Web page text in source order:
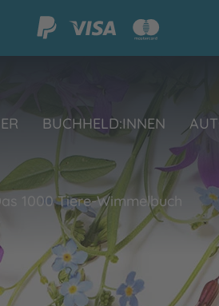
BUCHHELD:INNEN
1000 Tiere-Wimmelbuch